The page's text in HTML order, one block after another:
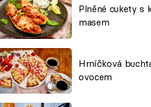
Plněné cukety s
masem
Hrníčková
ovocem